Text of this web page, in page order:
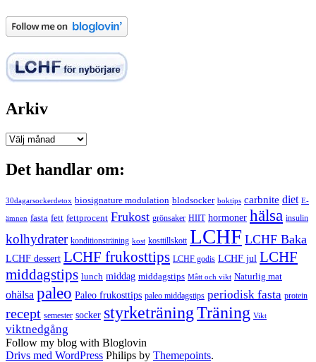
Arkiv
Arkiv
Det handlar om:
30dagarsockerdetox biosignature modulation blodsocker boktips carbnite diet E-
ämnen fasta fett fettprocent Frukost grönsaker HIIT hormoner hälsa insulin
kolhydrater konditionsträning kost kosttillskott LCHF LCHF Baka
LCHF dessert LCHF frukosttips LCHF godis LCHF jul LCHF
middagstips lunch middag middagstips Mått och vikt Naturlig mat
ohälsa paleo Paleo frukosttips paleo middagstips periodisk fasta protein
recept semester socker styrketräningTräning Vikt
viktnedgång
Follow my blog with Bloglovin
Drivs med WordPress Philips by Themepoints.